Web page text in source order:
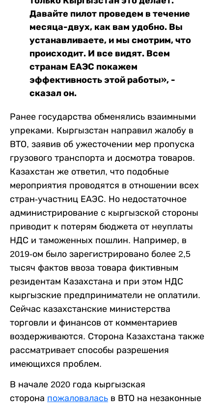
Давайте пилот проведем в течение
месяца-двух, как вам удобно. Вы
устанавливаете, и мы смотрим, что
происходит. И все видят. Всем
странам ЕАЭС покажем
эффективность этой работы», -
сказал он.
Ранее государства обменялись взаимными
упреками. Кыргызстан направил жалобу в
ВТО, заявив об ужесточении мер пропуска
грузового транспорта и досмотра товаров.
Казахстан же ответил, что подобные
мероприятия проводятся в отношении всех
стран-участниц ЕАЭС. Но недостаточное
администрирование с кыргызской стороны
приводит к потерям бюджета от неуплаты
НДС и таможенных пошлин. Например, в
2019-ом было зарегистрировано более 2,5
тысяч фактов ввоза товара фиктивным
резидентам Казахстана и при этом НДС
кыргызские предприниматели не оплатили.
Сейчас казахстанские министерства
торговли и финансов от комментариев
воздерживаются. Сторона Казахстана также
рассматривает способы разрешения
имеющихся проблем.
В начале 2020 года кыргызская
сторона пожаловалась в ВТО на незаконные